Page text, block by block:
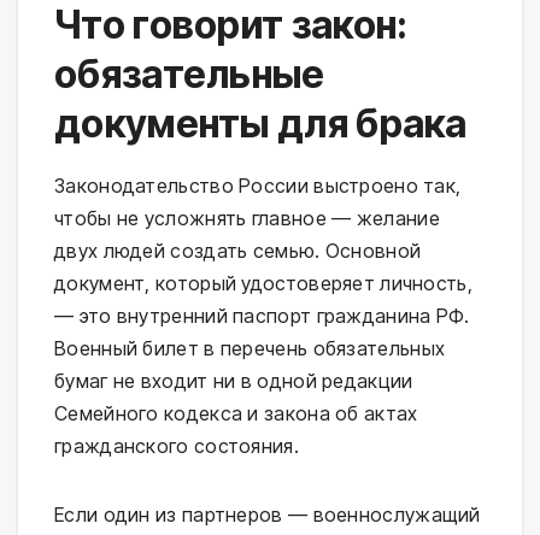
Что говорит закон:
обязательные
документы для брака
Законодательство России выстроено так,
чтобы не усложнять главное — желание
двух людей создать семью. Основной
документ, который удостоверяет личность,
— это внутренний паспорт гражданина РФ.
Военный билет в перечень обязательных
бумаг не входит ни в одной редакции
Семейного кодекса и закона об актах
гражданского состояния.
Если один из партнеров — военнослужащий